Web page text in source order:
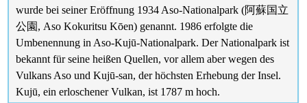
wurde bei seiner Eröffnung 1934 Aso-Nationalpark (阿蘇国立
公園, Aso Kokuritsu Kōen) genannt. 1986 erfolgte die
Umbenennung in Aso-Kujū-Nationalpark. Der Nationalpark ist
bekannt für seine heißen Quellen, vor allem aber wegen des
Vulkans Aso und Kujū-san, der höchsten Erhebung der Insel.
Kujū, ein erloschener Vulkan, ist 1787 m hoch.